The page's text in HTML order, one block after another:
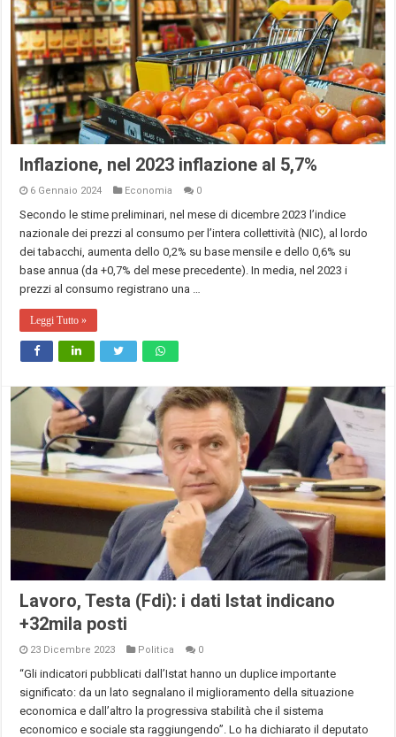
Inflazione, nel 2023 inflazione al 5,7%
6 Gennaio 2024 Economia 0
Secondo le stime preliminari, nel mese di dicembre 2023 l’indice
nazionale dei prezzi al consumo per l’intera collettività (NIC), al lordo
dei tabacchi, aumenta dello 0,2% su base mensile e dello 0,6% su
base annua (da +0,7% del mese precedente). In media, nel 2023 i
prezzi al consumo registrano una …
Leggi Tutto »
Lavoro, Testa (Fdi): i dati Istat indicano
+32mila posti
23 Dicembre 2023 Politica 0
“Gli indicatori pubblicati dall’Istat hanno un duplice importante
significato: da un lato segnalano il miglioramento della situazione
economica e dall’altro la progressiva stabilità che il sistema
economico e sociale sta raggiungendo”. Lo ha dichiarato il deputato